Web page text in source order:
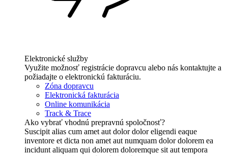
Elektronické služby
Využite možnosť registrácie dopravcu alebo nás kontaktujte a
požiadajte o elektronickú fakturáciu.
Zóna dopravcu
Elektronická fakturácia
Online komunikácia
Track & Trace
Ako vybrať vhodnú prepravnú spoločnosť?
Suscipit alias cum amet aut dolor dolor eligendi eaque
inventore et dicta non amet aut numquam dolor dolorem ea
incidunt aliquam qui dolorem doloremque sit aut tempora